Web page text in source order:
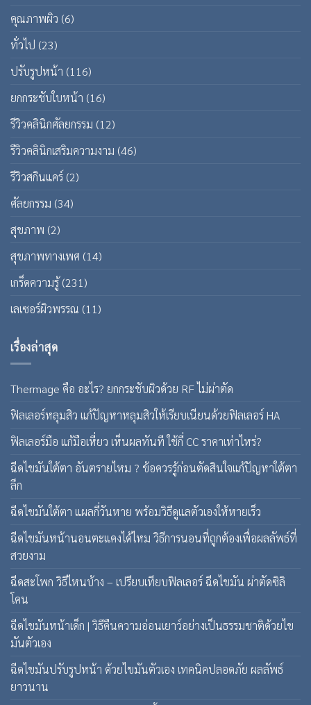
คุณภาพผิว (6)
ทั่วไป (23)
ปรับรูปหน้า (116)
ยกกระชับใบหน้า (16)
รีวิวคลินิกศัลยกรรม (12)
รีวิวคลินิกเสริมความงาม (46)
รีวิวสกินแคร์ (2)
ศัลยกรรม (34)
สุขภาพ (2)
สุขภาพทางเพศ (14)
เกร็ดความรู้(231)
เลเซอร์ผิวพรรณ (11)
เรื่องล่าสุด
Thermage คือ อะไร? ยกกระชับผิวด้วย RF ไม่ผ่าตัด
ฟิลเลอร์หลุมสิว แก้ปัญหาหลุมสิวให้เรียบเนียนด้วยฟิลเลอร์ HA
ฟิลเลอร์มือ แก้มือเหี่ยว เห็นผลทันที ใช้กี่ CC ราคาเท่าไหร่?
ฉีดไขมันใต้ตา อันตรายไหม ? ข้อควรรู้ก่อนตัดสินใจแก้ปัญหาใต้ตา
ลึก
ฉีดไขมันใต้ตา แผลกี่วันหาย พร้อมวิธีดูแลตัวเองให้หายเร็ว
ฉีดไขมันหน้านอนตะแคงได้ไหม วิธีการนอนที่ถูกต้องเพื่อผลลัพธ์ที่
สวยงาม
ฉีดสะโพก วิธีไหนบ้าง – เปรียบเทียบฟิลเลอร์ ฉีดไขมัน ผ่าตัดซิลิ
โคน
ฉีดไขมันหน้าเด็ก | วิธีคืนความอ่อนเยาว์อย่างเป็นธรรมชาติด้วยไข
มันตัวเอง
ฉีดไขมันปรับรูปหน้า ด้วยไขมันตัวเอง เทคนิคปลอดภัย ผลลัพธ์
ยาวนาน